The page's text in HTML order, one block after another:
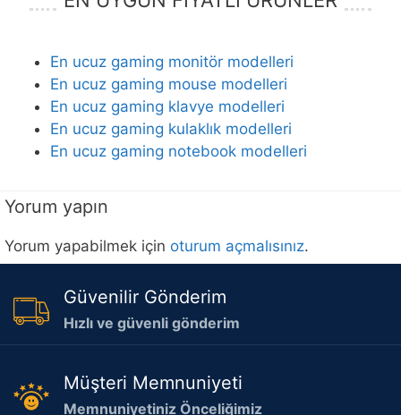
En ucuz gaming monitör modelleri
En ucuz gaming mouse modelleri
En ucuz gaming klavye modelleri
En ucuz gaming kulaklık modelleri
En ucuz gaming notebook modelleri
Yorum yapın
Yorum yapabilmek için oturum açmalısınız.
Güvenilir Gönderim
Hızlı ve güvenli gönderim
Müşteri Memnuniyeti
Memnuniyetiniz Önceliğimiz